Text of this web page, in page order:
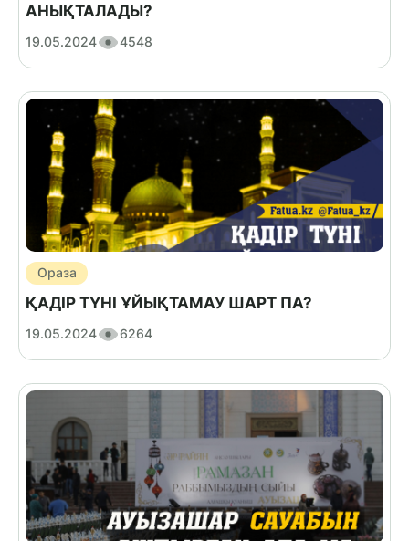
АНЫҚТАЛАДЫ?
19.05.2024 4548
Ораза
ҚАДІР ТҮНІ ҰЙЫҚТАМАУ ШАРТ ПА?
19.05.2024 6264